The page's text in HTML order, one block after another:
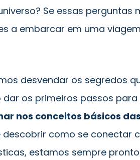
Se essas perguntas
a embarcar em uma
desvendar os segredos
os primeiros passos
nos conceitos básicos
descobrir como se conectar
estamos sempre